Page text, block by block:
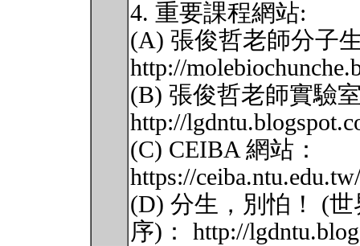
4. 重要課程網站:
(A) 張俊哲老師分子
http://
(B) 張俊哲老師實驗
http://
(C) CEIBA 網站：
https://
(D) 分生，別怕！ (
序)： http://